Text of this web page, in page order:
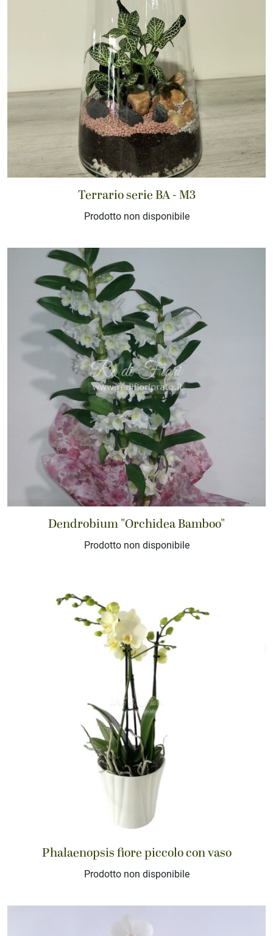
Terrario serie BA - M3
Prodotto non disponibile
Dendrobium "Orchidea Bamboo"
Prodotto non disponibile
Phalaenopsis fiore piccolo con vaso
Prodotto non disponibile